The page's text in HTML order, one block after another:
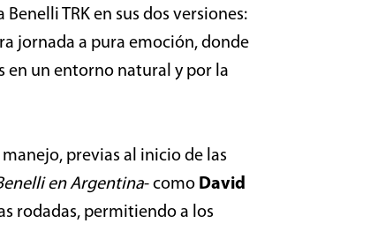
TRK en sus dos versiones:
jornada a pura emoción, donde
un entorno natural y por la
previas al inicio de las
en Argentina- como David
rodadas, permitiendo a los